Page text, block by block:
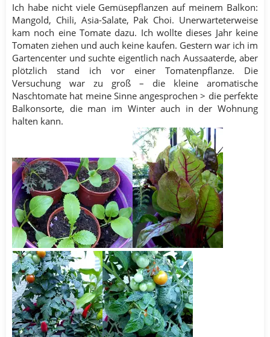
Ich habe nicht viele Gemüsepflanzen auf meinem Balkon:
Mangold, Chili, Asia-Salate, Pak Choi. Unerwarteterweise
kam noch eine Tomate dazu. Ich wollte dieses Jahr keine
Tomaten ziehen und auch keine kaufen. Gestern war ich im
Gartencenter und suchte eigentlich nach Aussaaterde, aber
plötzlich stand ich vor einer Tomatenpflanze. Die
Versuchung war zu groß – die kleine aromatische
Naschtomate hat meine Sinne angesprochen > die perfekte
Balkonsorte, die man im Winter auch in der Wohnung
halten kann.